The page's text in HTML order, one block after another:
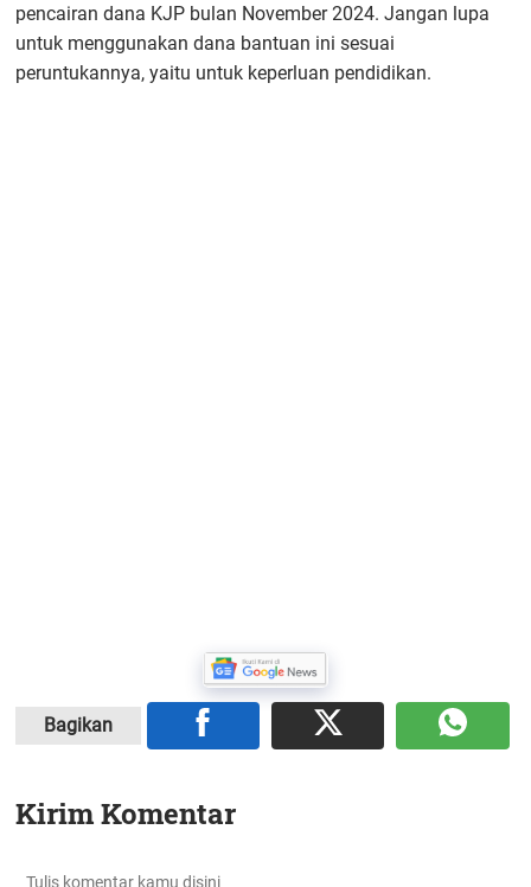
pencairan dana KJP bulan November 2024. Jangan lupa
untuk menggunakan dana bantuan ini sesuai
peruntukannya, yaitu untuk keperluan pendidikan.
Bagikan
Kirim Komentar